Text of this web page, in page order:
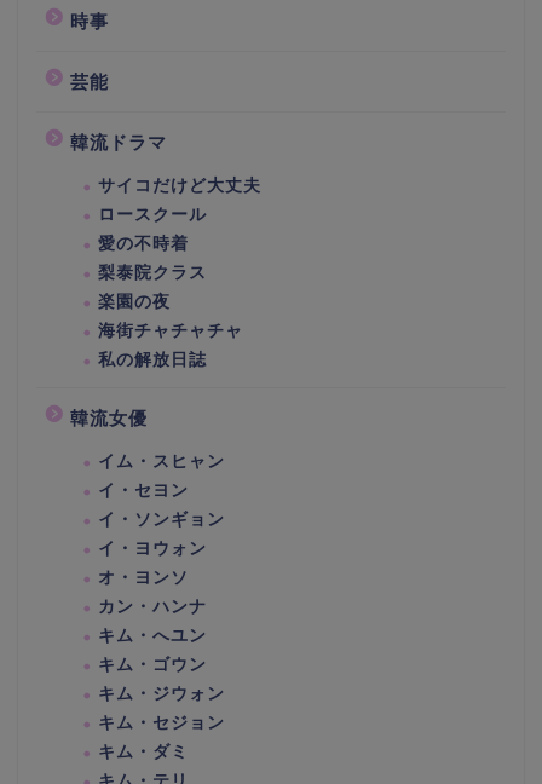
時事
芸能
韓流ドラマ
サイコだけど大丈夫
ロースクール
愛の不時着
梨泰院クラス
楽園の夜
海街チャチャチャ
私の解放日誌
韓流女優
イム・スヒャン
イ・セヨン
イ・ソンギョン
イ・ヨウォン
オ・ヨンソ
カン・ハンナ
キム・へユン
キム・ゴウン
キム・ジウォン
キム・セジョン
キム・ダミ